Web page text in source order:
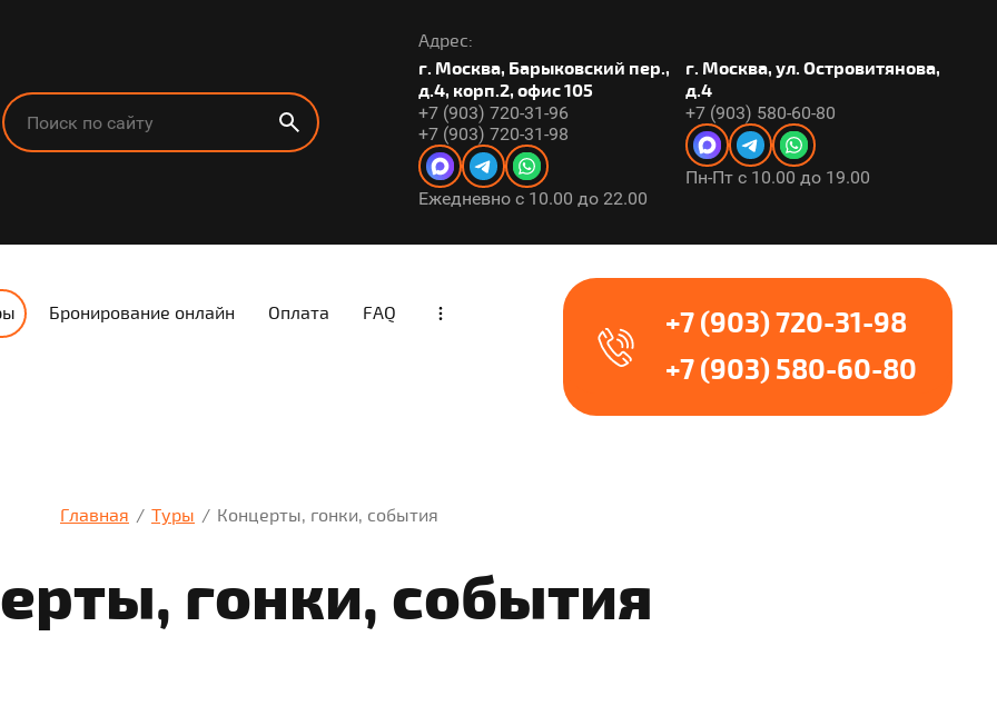
Адрес:
г. Москва, Барыковский пер.,
д.4, корп.2, офис 105
+7 (903) 720-31-96
+7 (903) 720-31-98
Ежедневно с 10.00 до 22.00
г. Москва, ул. Островитянова,
д.4
+7 (903) 580-60-80
Пн-Пт с 10.00 до 19.00
Бронирование онлайн Оплата FAQ
+7 (903) 720-31-98
+7 (903) 580-60-80
Главная / Туры / Концерты, гонки, события
гонки, события